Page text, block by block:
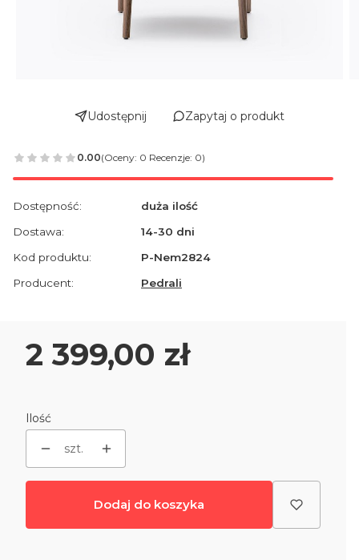
Udostępnij Zapytaj o produkt
0.00(Oceny: 0 Recenzje: 0)
Dostępność:
duża ilość
Dostawa:
14-30 dni
Kod produktu:
P-Nem2824
Producent:
Pedrali
Cena
2 399,00 zł
Ilość
szt.
Dodaj do koszyka